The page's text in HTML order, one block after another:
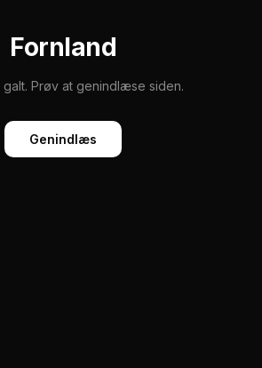
Fornland
Prøv at genindlæse siden.
Genindlæs